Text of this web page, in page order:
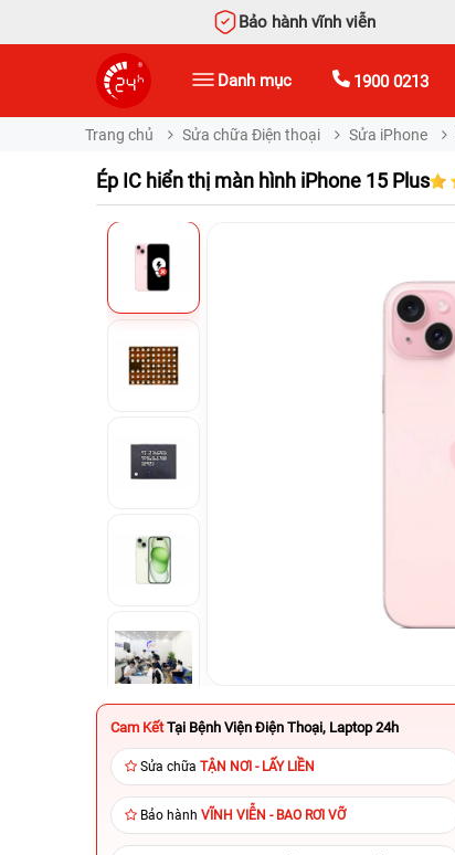
Bảo hành vĩnh viễn
Danh mục 1900 0213
Trang chủ Sửa chữa Điện thoại Sửa iPhone
Ép IC hiển thị màn hình iPhone 15 Plus
Cam Kết Tại Bệnh Viện Điện Thoại, Laptop 24h
Sửa chữa TẬN NƠI - LẤY LIỀN
Bảo hành VĨNH VIỄN - BAO RƠI VỠ